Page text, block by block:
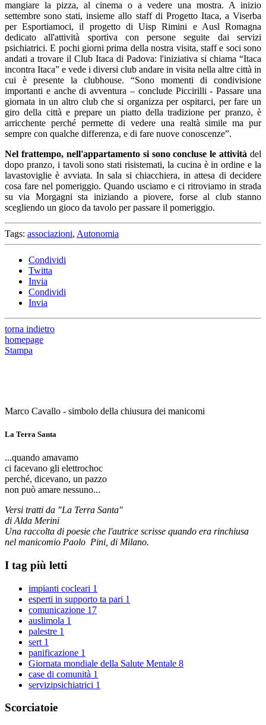
mangiare la pizza, al cinema o a vedere una mostra. A inizio
settembre sono stati, insieme allo staff di Progetto Itaca, a Viserba
per Esportiamoci, il progetto di Uisp Rimini e Ausl Romagna
dedicato all'attività sportiva con persone seguite dai servizi
psichiatrici. E pochi giorni prima della nostra visita, staff e soci sono
andati a trovare il Club Itaca di Padova: l'iniziativa si chiama “Itaca
incontra Itaca” e vede i diversi club andare in visita nella altre città in
cui è presente la clubhouse. “Sono momenti di condivisione
importanti e anche di avventura – conclude Piccirilli - Passare una
giornata in un altro club che si organizza per ospitarci, per fare un
giro della città e prepare un piatto della tradizione per pranzo, è
arricchente perché permette di vedere una realtà simile ma pur
sempre con qualche differenza, e di fare nuove conoscenze”.
Nel frattempo, nell'appartamento si sono concluse le attività del
dopo pranzo, i tavoli sono stati risistemati, la cucina è in ordine e la
lavastoviglie è avviata. In sala si chiacchiera, in attesa di decidere
cosa fare nel pomeriggio. Quando usciamo e ci ritroviamo in strada
su via Morgagni sta iniziando a piovere, forse al club stanno
scegliendo un gioco da tavolo per passare il pomeriggio.
Tags: associazioni, Autonomia
Condividi
Twitta
Invia
Condividi
Invia
torna indietro
homepage
Stampa
Marco Cavallo - simbolo della chiusura dei manicomi
La Terra Santa
...quando amavamo
ci facevano gli elettrochoc
perché, dicevano, un pazzo
non può amare nessuno...
Versi tratti da "La Terra Santa"
di Alda Merini
Una raccolta di poesie che l'autrice scrisse quando era rinchiusa
nel manicomio Paolo Pini, di Milano.
I tag più letti
impianti cocleari 1
esperti in supporto ta pari 1
comunicazione 17
auslimola 1
palestre 1
sert 1
panificazione 1
Giornata mondiale della Salute Mentale 8
case di comunità 1
servizipsichiatrici 1
Scorciatoie